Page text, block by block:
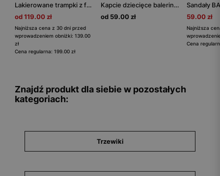
Lakierowane trampki z falowanym wykończeniem na zapięciach BARTEK 83007-31
od 119.00 zł
Najniższa cena z 30 dni przed
wprowadzeniem obniżki: 139.00
zł
Cena regularna: 199.00 zł
Kapcie dziecięce baleriny Frozen BARTEK 87853-46
od 59.00 zł
59.00 zł
Najniższa
Cena
Znajdź produkt dla siebie w pozostałych
kategoriach:
Trzewiki